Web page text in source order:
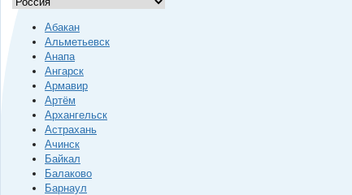
Абакан
Альметьевск
Анапа
Ангарск
Армавир
Артём
Архангельск
Астрахань
Ачинск
Байкал
Балаково
Барнаул